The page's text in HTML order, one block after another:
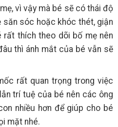
vì vậy mà bé sẽ có thái độ
sóc hoặc khóc thét, giận
rất thích theo dõi bố mẹ nên
thì ánh mắt của bé vẫn sẽ
rất quan trọng trong việc
trí tuệ của bé nên các ông
nhiều hơn để giúp cho bé
mặt nhé.